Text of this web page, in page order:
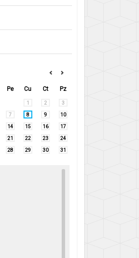
Pe Cu Ct Pz
1 2 3
7 8 9 10
14 15 16 17
21 22 23 24
28 29 30 31